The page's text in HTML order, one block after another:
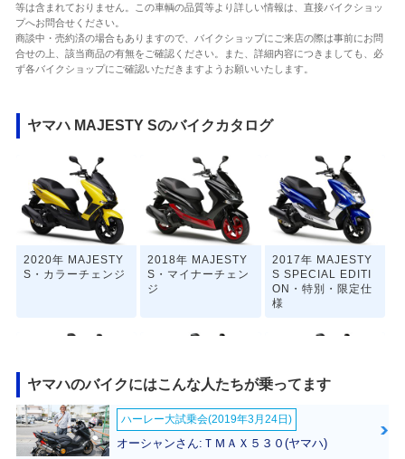
等は含まれておりません。この車輌の品質等より詳しい情報は、直接バイクショッ
プへお問合せください。
商談中・売約済の場合もありますので、バイクショップにご来店の際は事前にお問
合せの上、該当商品の有無をご確認ください。また、詳細内容につきましても、必
ず各バイクショップにご確認いただきますようお願いいたします。
ヤマハ MAJESTY Sのバイクカタログ
2020年 MAJESTY
S・カラーチェンジ
2018年 MAJESTY
S・マイナーチェン
ジ
2017年 MAJESTY
S SPECIAL EDITI
ON・特別・限定仕
様
2016年 MAJESTY
S 60th Anniversar
2016年 MAJESTY
S・マイナーチェン
2014年 MAJESTY
S・新登場
ヤマハのバイクにはこんな人たちが乗ってます
ハーレー大試乗会(2019年3月24日)
オーシャンさん:ＴＭＡＸ５３０(ヤマハ)